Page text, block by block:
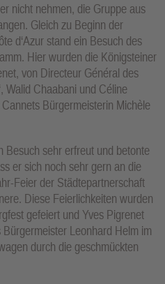
nicht nehmen, die Gruppe aus
Gleich zu Beginn der
d‘Azur stand ein Besuch des
Hier wurden die Königsteiner
von Directeur Général des
Walid Chaabani und Céline
Bürgermeisterin Michèle
Besuch sehr erfreut und betonte
er sich noch sehr gern an die
Feier der Städtepartnerschaft
Diese Feierlichkeiten wurden
gefeiert und Yves Pigrenet
Leonhard Helm im
durch die geschmückten